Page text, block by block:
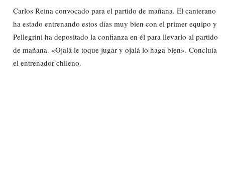
Carlos Reina convocado para el partido de mañana. El canterano
ha estado entrenando estos días muy bien con el primer equipo y
Pellegrini ha depositado la confianza en él para llevarlo al partido
de mañana. «Ojalá le toque jugar y ojalá lo haga bien». Concluía
el entrenador chileno.